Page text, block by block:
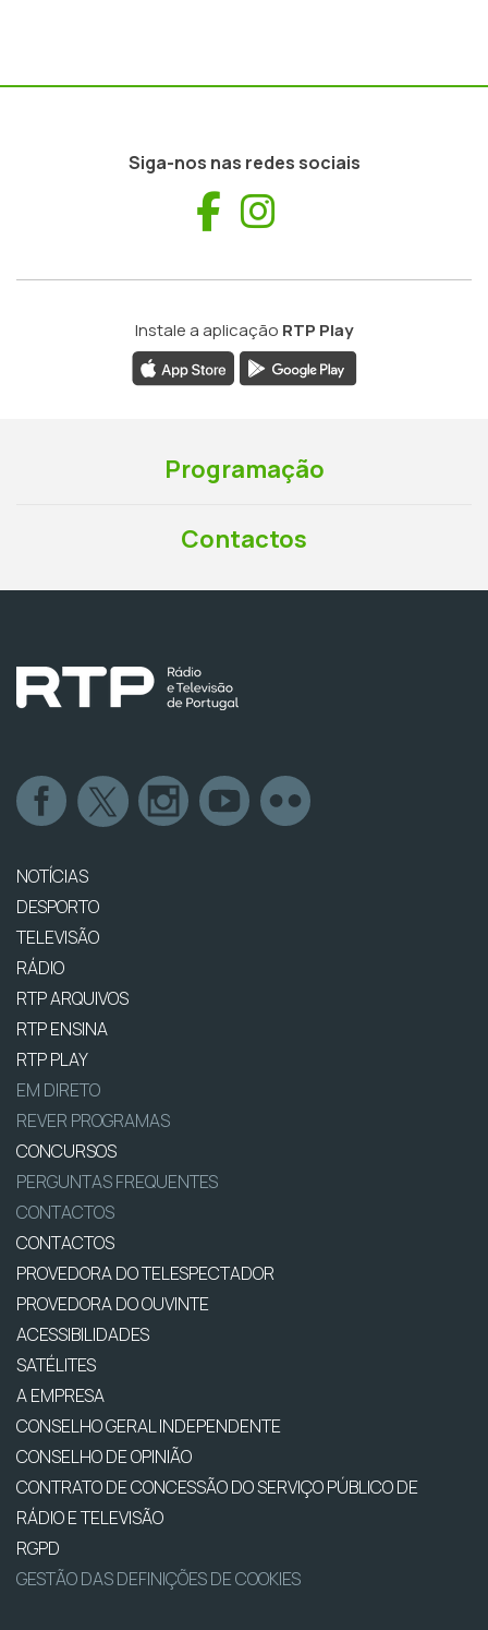
Siga-nos nas redes sociais
Facebook
Instale a aplicação RTP Play
Programação
Contactos
NOTÍCIAS
DESPORTO
TELEVISÃO
RÁDIO
RTP ARQUIVOS
RTP ENSINA
RTP PLAY
EM DIRETO
REVER PROGRAMAS
CONCURSOS
PERGUNTAS FREQUENTES
CONTACTOS
CONTACTOS
PROVEDORA DO TELESPECTADOR
PROVEDORA DO OUVINTE
ACESSIBILIDADES
SATÉLITES
A EMPRESA
CONSELHO GERAL INDEPENDENTE
CONSELHO DE OPINIÃO
CONTRATO DE CONCESSÃO DO SERVIÇO PÚBLICO DE
RÁDIO E TELEVISÃO
RGPD
GESTÃO DAS DEFINIÇÕES DE COOKIES